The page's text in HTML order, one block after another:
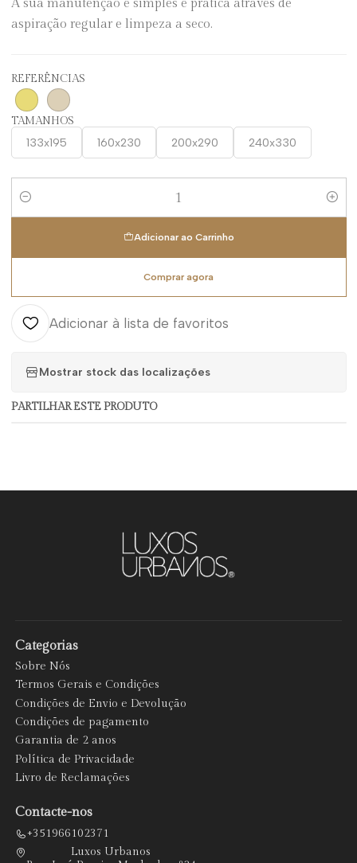
A sua manutenção é simples e prática através de
aspiração regular e limpeza a seco.
REFERÊNCIAS
TAMANHOS
133x195 160x230 200x290 240x330
Quantidade
Adicionar ao Carrinho
Comprar agora
Adicionar à lista de favoritos
Mostrar stock das localizações
PARTILHAR ESTE PRODUTO
Categorias
Sobre Nós
Termos Gerais e Condições
Condições de Envio e Devolução
Condições de pagamento
Garantia de 2 anos
Política de Privacidade
Livro de Reclamações
Contacte-nos
+351966102371
Luxos Urbanos